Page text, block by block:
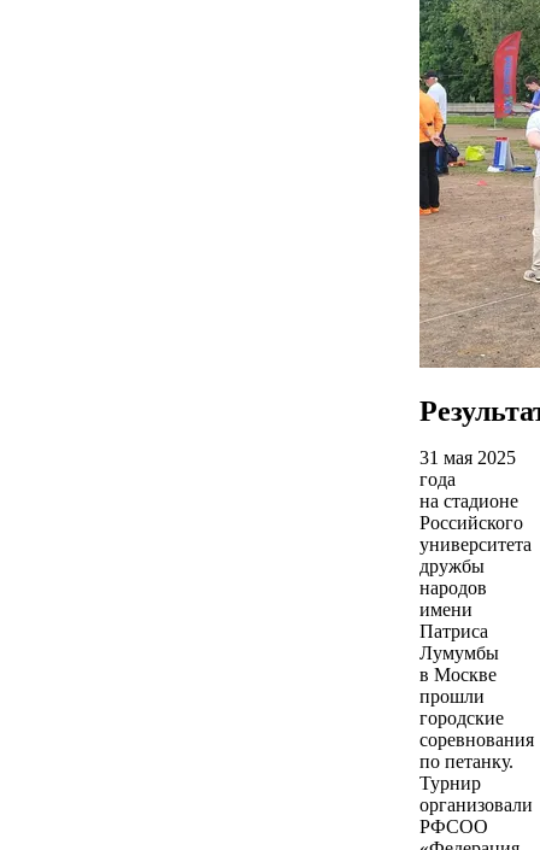
31 мая 2025
года
на стадионе
Российского
университета
дружбы
народов
имени
Патриса
Лумумбы
в Москве
прошли
городские
соревнования
по петанку.
Турнир
организовали
РФСОО